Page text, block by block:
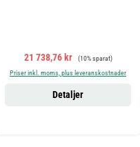
Försäljningspris:
21 738,76 kr Ordinarie pris:
(10% sparat)
Priser inkl. moms, plus leveranskostnader
Detaljer